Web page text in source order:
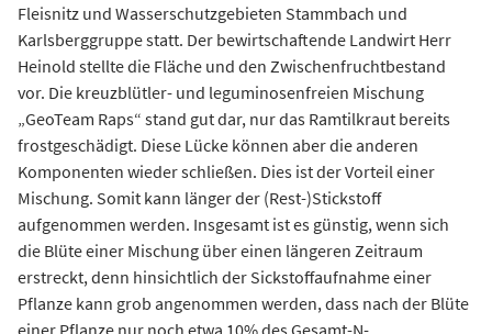
Fleisnitz und Wasserschutzgebieten Stammbach und
Karlsberggruppe statt. Der bewirtschaftende Landwirt Herr
Heinold stellte die Fläche und den Zwischenfruchtbestand
vor. Die kreuzblütler- und leguminosenfreien Mischung
„GeoTeam Raps“ stand gut dar, nur das Ramtilkraut bereits
frostgeschädigt. Diese Lücke können aber die anderen
Komponenten wieder schließen. Dies ist der Vorteil einer
Mischung. Somit kann länger der (Rest-)Stickstoff
aufgenommen werden. Insgesamt ist es günstig, wenn sich
die Blüte einer Mischung über einen längeren Zeitraum
erstreckt, denn hinsichtlich der Sickstoffaufnahme einer
Pflanze kann grob angenommen werden, dass nach der Blüte
einer Pflanze nur noch etwa 10% des Gesamt-N-